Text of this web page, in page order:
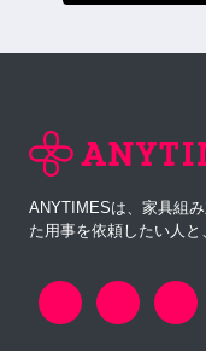
ANYTIMESは、家具組
た用事を依頼したい人と